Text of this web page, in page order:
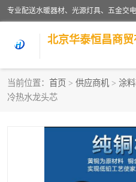
北京华泰恒昌商贸
当前位置： 首页 > 供应商机 > 涂
冷热水龙头芯
水暖阀门